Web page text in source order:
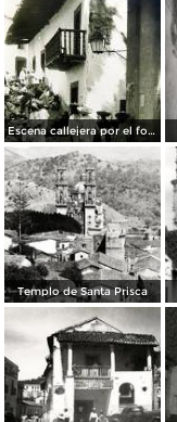
Escena callejera por el fotografo Hugo Brehme.
Templo de Santa Prisca